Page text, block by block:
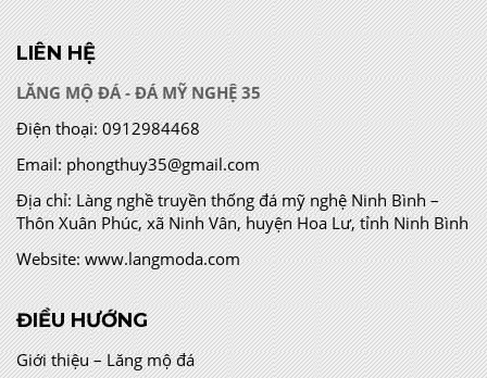
LIÊN HỆ
LĂNG MỘ ĐÁ - ĐÁ MỸ NGHỆ 35
Điện thoại: 0912984468
Email: phongthuy35@gmail.com
Địa chỉ:Làng nghề truyền thống đá mỹ nghệ Ninh Bình –
Thôn Xuân Phúc, xã Ninh Vân, huyện Hoa Lư, tỉnh Ninh Bình
Website: www.langmoda.com
ĐIỀU HƯỚNG
Giới thiệu – Lăng mộ đá